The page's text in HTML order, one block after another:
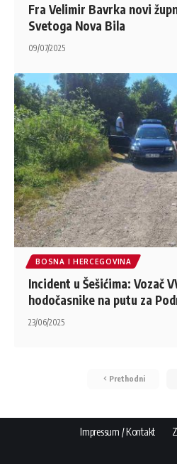
Fra Velimir Bavrka novi
Svetoga Nova Bila
09/07/2025
BOSNA I HERCEGOVINA
Incident u Šešićima: Vozač
hodočasnike na putu za
23/06/2025
Prethodni
Impressum / Kontakt